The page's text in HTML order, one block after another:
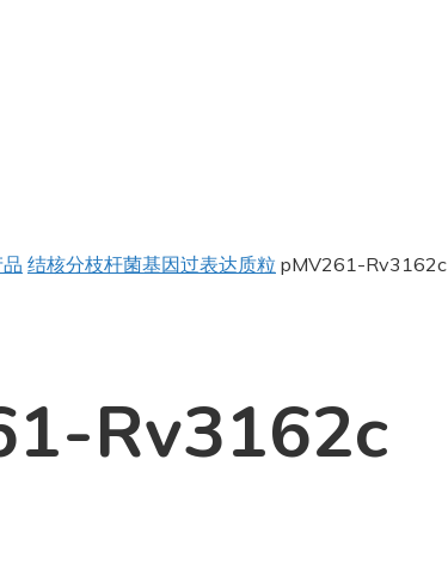
结核分枝杆菌基因过表达质粒 pMV261-Rv3162c
Rv3162c